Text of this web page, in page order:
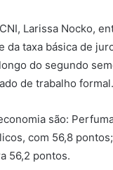
Larissa Nocko,
taxa básica de
do segundo
de trabalho formal.
são:
com 56,8
56,2 pontos.